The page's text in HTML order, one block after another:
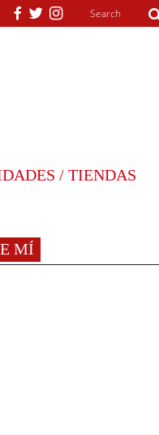
/ TIENDAS
MÍ